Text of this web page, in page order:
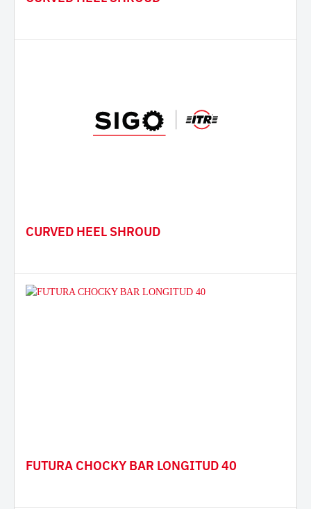
CURVED HEEL SHROUD
FUTURA CHOCKY BAR LONGITUD 40